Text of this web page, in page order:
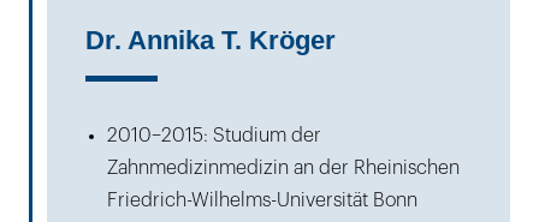
Dr. Annika T. Kröger
2010–2015: Studium der
Zahnmedizinmedizin an der Rheinischen
Friedrich-Wilhelms-Universität Bonn